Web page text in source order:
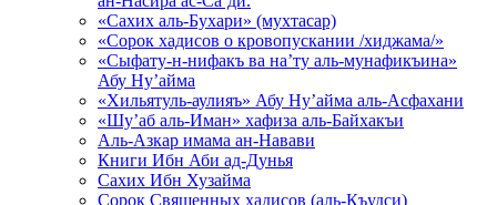
«Сахих аль-Бухари» (мухтасар)
«Сорок хадисов о кровопускании /хиджама/»
«Сыфату-н-нифакъ ва на’ту аль-мунафикъина»
Абу Ну’айма
«Хильятуль-аулияъ» Абу Ну’айма аль-Асфахани
«Шу’аб аль-Иман» хафиза аль-Байхакъи
Аль-Азкар имама ан-Навави
Книги Ибн Аби ад-Дунья
Сахих Ибн Хузайма
Сорок Священных хадисов (аль-Къудси)